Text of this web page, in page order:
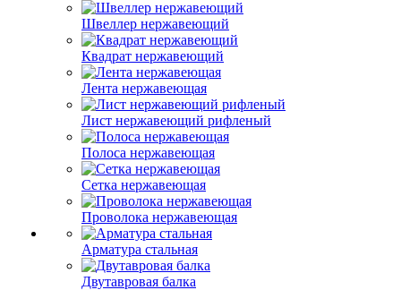
Швеллер нержавеющий
Квадрат нержавеющий
Лента нержавеющая
Лист нержавеющий рифленый
Полоса нержавеющая
Сетка нержавеющая
Проволока нержавеющая
Арматура стальная
Двутавровая балка